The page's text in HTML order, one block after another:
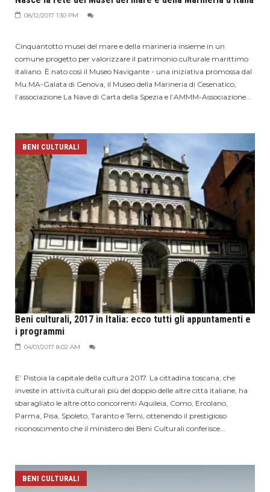
08/12/2017 1:30 PM
Cinquantotto musei del mare e della marineria insieme in un
comune progetto per valorizzare il patrimonio culturale marittimo
italiano. È nato così il Museo Navigante - una iniziativa promossa dal
Mu.MA-Galata di Genova, il Museo della Marineria di Cesenatico,
l’associazione La Nave di Carta della Spezia e l’AMMM-Associazione...
BENI CULTURALI
Beni culturali, 2017 in Italia: ecco tutti gli appuntamenti e
i programmi
04/01/2017 8:02 AM
E’ Pistoia la capitale della cultura 2017. La cittadina toscana, che
investe in attività culturali più del doppio delle altre città italiane, ha
sbaragliato le altre otto concorrenti Aquileia, Como, Ercolano,
Parma, Pisa, Spoleto, Taranto e Terni, ottenendo il prestigioso
riconoscimento che il ministero dei Beni Culturali conferisce...
BENI CULTURALI